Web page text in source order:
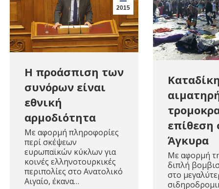
2015
Η προάσπιση των
συνόρων είναι
εθνική
αρμοδιότητα
Με αφορμή πληροφορίες
περί σκέψεων
ευρωπαϊκών κύκλων για
κοινές ελληνοτουρκικές
περιπολίες στο Ανατολικό
Αιγαίο, έκανα…
επίθεση
Άγκυρα
Με αφορμή
διπλή
στο